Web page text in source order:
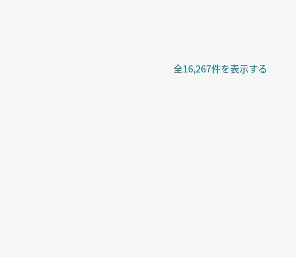
全16,267件を表示する